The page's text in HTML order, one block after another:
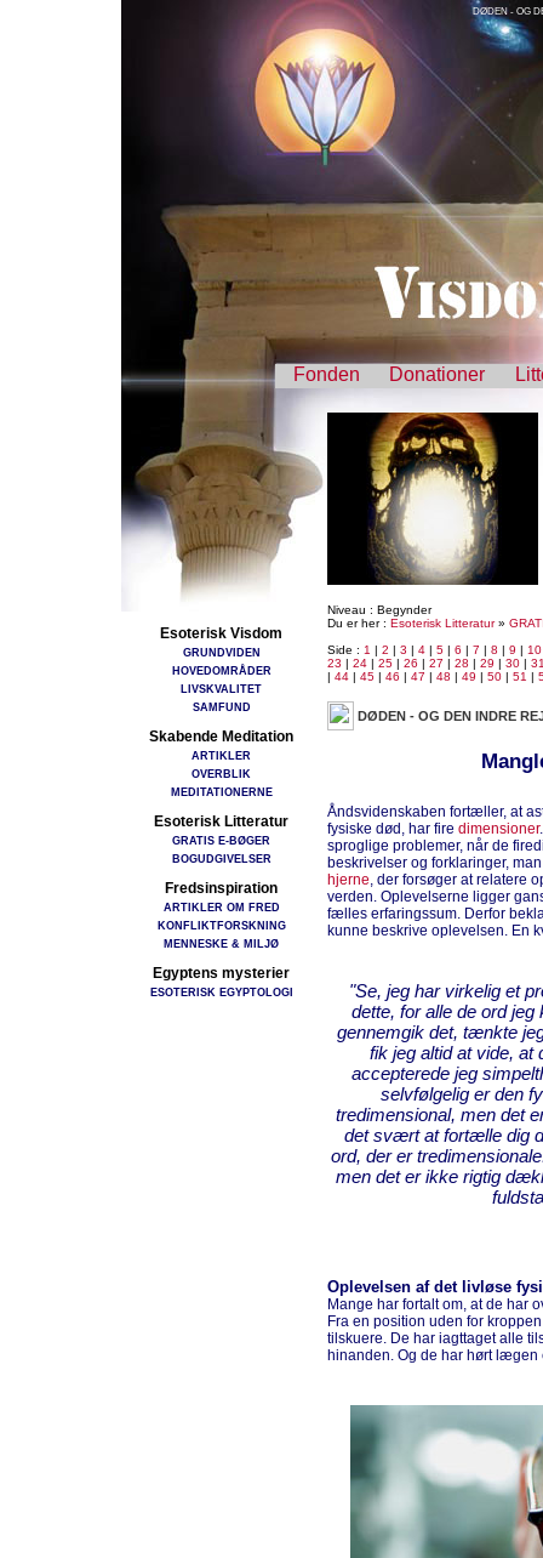
DØDEN - OG
Fonden Donationer
Esoterisk Visdom
GRUNDVIDEN
HOVEDOMRÅDER
LIVSKVALITET
SAMFUND
Skabende Meditation
ARTIKLER
OVERBLIK
MEDITATIONERNE
Esoterisk Litteratur
GRATIS E-BØGER
BOGUDGIVELSER
Fredsinspiration
ARTIKLER OM FRED
KONFLIKTFORSKNING
MENNESKE & MILJØ
Egyptens mysterier
ESOTERISK EGYPTOLOGI
Niveau : Begynder
Du er her : Esoterisk Litteratur»
Side : 1 | 2 | 3 | 4 | 5 | 6 | 7 | 8 | 9 | 10
23 | 24 | 25 | 26 | 27 | 28 | 29 | 30 |
| 44 | 45 | 46 | 47 | 48 | 49 | 50 | 51 |
DØDEN - OG DEN INDRE
Åndsvidenskaben fortæller, at
fysiske død, har fire dimensioner
sproglige problemer, når de
beskrivelser og forklaringer,
hjerne, der forsøger at relatere
verden. Oplevelserne ligger
fælles erfaringssum. Derfor
kunne beskrive oplevelsen. En
"Se, jeg har virkelig et
dette, for alle de ord
gennemgik det, tænkte
fik jeg altid at vide, at
accepterede jeg
selvfølgelig er den
tredimensional, men det
det svært at fortælle dig
ord, der er
men det er ikke rigtig
Oplevelsen af det livløse
Mange har fortalt om, at de har
Fra en position uden for
tilskuere. De har iagttaget alle
hinanden. Og de har hørt